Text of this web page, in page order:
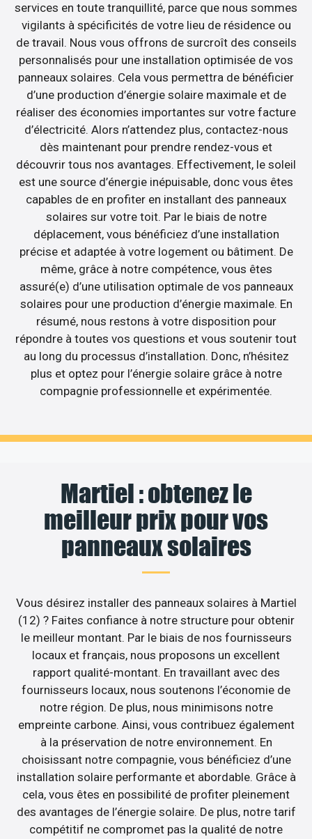
services en toute tranquillité, parce que nous sommes
vigilants à spécificités de votre lieu de résidence ou
de travail. Nous vous offrons de surcroît des conseils
personnalisés pour une installation optimisée de vos
panneaux solaires. Cela vous permettra de bénéficier
d’une production d’énergie solaire maximale et de
réaliser des économies importantes sur votre facture
d’électricité. Alors n’attendez plus, contactez-nous
dès maintenant pour prendre rendez-vous et
découvrir tous nos avantages. Effectivement, le soleil
est une source d’énergie inépuisable, donc vous êtes
capables de en profiter en installant des panneaux
solaires sur votre toit. Par le biais de notre
déplacement, vous bénéficiez d’une installation
précise et adaptée à votre logement ou bâtiment. De
même, grâce à notre compétence, vous êtes
assuré(e) d’une utilisation optimale de vos panneaux
solaires pour une production d’énergie maximale. En
résumé, nous restons à votre disposition pour
répondre à toutes vos questions et vous soutenir tout
au long du processus d’installation. Donc, n’hésitez
plus et optez pour l’énergie solaire grâce à notre
compagnie professionnelle et expérimentée.
Martiel : obtenez le
meilleur prix pour vos
panneaux solaires
Vous désirez installer des panneaux solaires à Martiel
(12) ? Faites confiance à notre structure pour obtenir
le meilleur montant. Par le biais de nos fournisseurs
locaux et français, nous proposons un excellent
rapport qualité-montant. En travaillant avec des
fournisseurs locaux, nous soutenons l’économie de
notre région. De plus, nous minimisons notre
empreinte carbone. Ainsi, vous contribuez également
à la préservation de notre environnement. En
choisissant notre compagnie, vous bénéficiez d’une
installation solaire performante et abordable. Grâce à
cela, vous êtes en possibilité de profiter pleinement
des avantages de l’énergie solaire. De plus, notre tarif
compétitif ne compromet pas la qualité de notre